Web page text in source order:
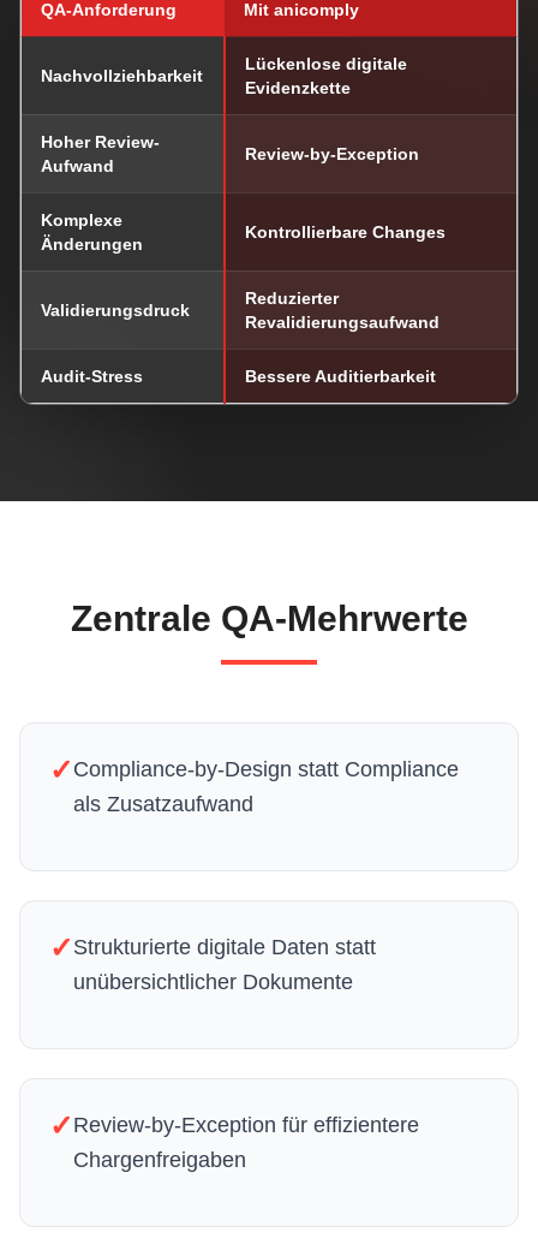
QA-Anforderung Mit anicomply
Nachvollziehbarkeit
Lückenlose digitale
Evidenzkette
Hoher Review-
Aufwand
Review-by-Exception
Komplexe
Änderungen
Kontrollierbare Changes
Validierungsdruck
Reduzierter
Revalidierungsaufwand
Audit-Stress Bessere Auditierbarkeit
Zentrale QA-Mehrwerte
✓ Compliance-by-Design statt Compliance
als Zusatzaufwand
✓ Strukturierte digitale Daten statt
unübersichtlicher Dokumente
✓ Review-by-Exception für effizientere
Chargenfreigaben